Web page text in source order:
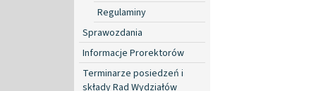
Regulaminy
Sprawozdania
Informacje Prorektorów
Terminarze posiedzeń i
składy Rad Wydziałów